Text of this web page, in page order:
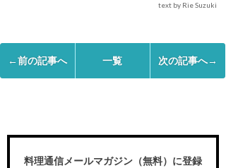
text by Rie Suzuki
←前の記事へ 一覧 次の記事へ→
料理通信メールマガジン（無料）に登録